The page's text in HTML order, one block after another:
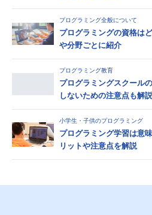
プログラミング全般について
プログラミングの資格は
や分野ごとに紹介
プログラミング教育
プログラミングスクール
しないための注意点も解説
小学生・子供のプログラミング
プログラミング学習は意
リットや注意点を解説